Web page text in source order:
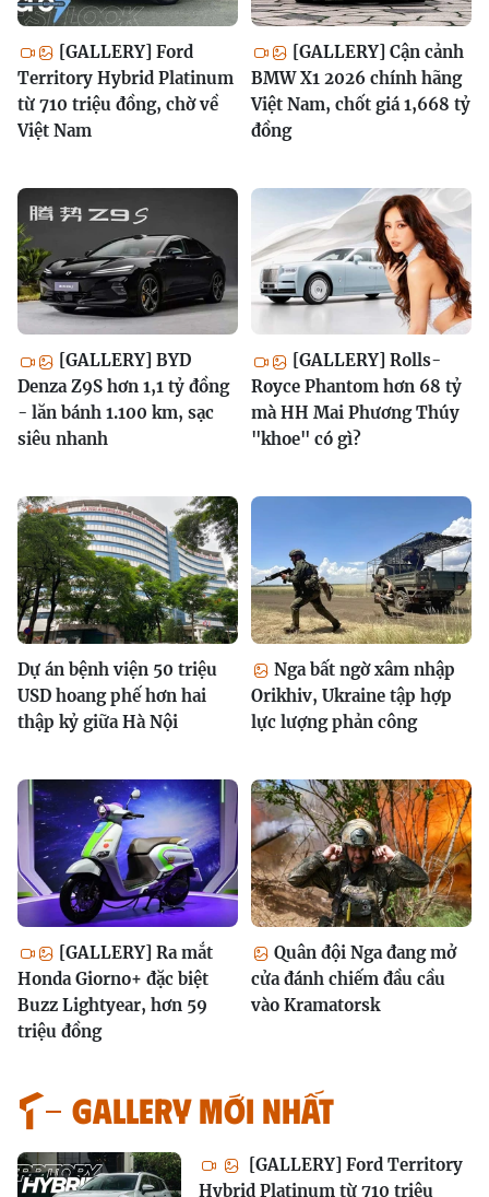
[GALLERY] Ford
Territory Hybrid Platinum
từ 710 triệu đồng, chờ về
Việt Nam
[GALLERY] Cận cảnh
BMW X1 2026 chính hãng
Việt Nam, chốt giá 1,668 tỷ
đồng
[GALLERY] BYD
Denza Z9S hơn 1,1 tỷ đồng
- lăn bánh 1.100 km, sạc
siêu nhanh
[GALLERY] Rolls-
Royce Phantom hơn 68 tỷ
mà HH Mai Phương Thúy
"khoe" có gì?
Dự án bệnh viện 50 triệu
USD hoang phế hơn hai
thập kỷ giữa Hà Nội
Nga bất ngờ xâm nhập
Orikhiv, Ukraine tập hợp
lực lượng phản công
[GALLERY] Ra mắt
Honda Giorno+ đặc biệt
Buzz Lightyear, hơn 59
triệu đồng
Quân đội Nga đang mở
cửa đánh chiếm đầu cầu
vào Kramatorsk
GALLERY MỚI NHẤT
[GALLERY] Ford Territory
Hybrid Platinum từ 710 triệu